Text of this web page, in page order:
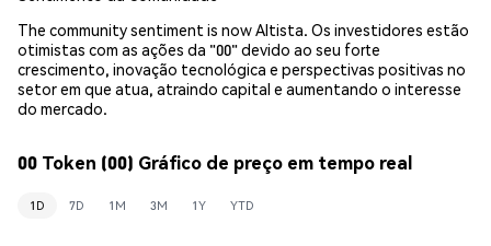
The community sentiment is now Altista. Os investidores estão
otimistas com as ações da "00" devido ao seu forte
crescimento, inovação tecnológica e perspectivas positivas no
setor em que atua, atraindo capital e aumentando o interesse
do mercado.
00 Token (00) Gráfico de preço em tempo real
1D 7D 1M 3M 1Y YTD